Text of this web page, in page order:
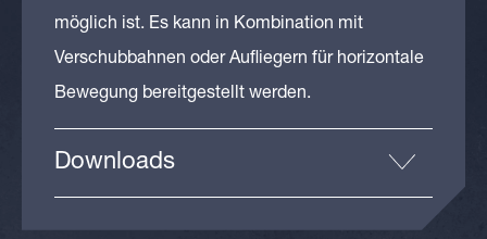
möglich ist. Es kann in Kombination mit
Verschubbahnen oder Aufliegern für horizontale
Bewegung bereitgestellt werden.
Downloads